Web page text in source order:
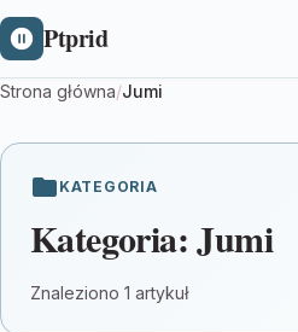
Ptprid
Strona główna/Jumi
KATEGORIA
Kategoria:Jumi
Znaleziono 1 artykuł